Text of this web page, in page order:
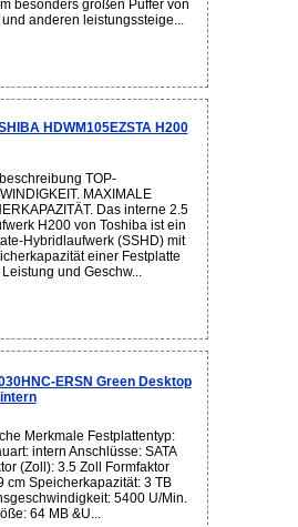
besonders großen Puffer von
und anderen leistungssteige...
HDWM105EZSTA H200
TOP-
MAXIMALE
Das interne 2.5
H200 von Toshiba ist ein
Hybridlaufwerk (SSHD) mit
einer Festplatte
und Geschw...
ERSN Green Desktop
Merkmale Festplattentyp:
intern Anschlüsse: SATA
(Zoll): 3.5 Zoll Formfaktor
cm Speicherkapazität: 3 TB
5400 U/Min.
64 MB &U...